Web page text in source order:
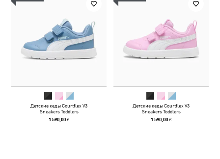
Детские кеды Courtflex V3
Sneakers Toddlers
1 590,00 ₴
Детские кеды Courtflex V3
Sneakers Toddlers
1 590,00 ₴